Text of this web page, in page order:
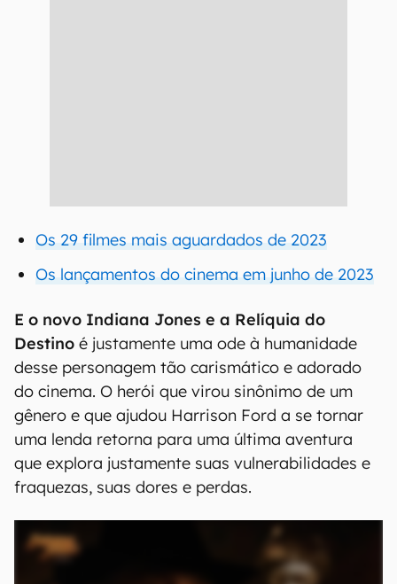
Os 29 filmes mais aguardados de 2023
Os lançamentos do cinema em junho de 2023
E o novo Indiana Jones e a Relíquia do
Destino é justamente uma ode à humanidade
desse personagem tão carismático e adorado
do cinema. O herói que virou sinônimo de um
gênero e que ajudou Harrison Ford a se tornar
uma lenda retorna para uma última aventura
que explora justamente suas vulnerabilidades e
fraquezas, suas dores e perdas.